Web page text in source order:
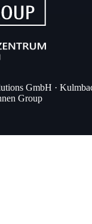
GmbH ·
Group